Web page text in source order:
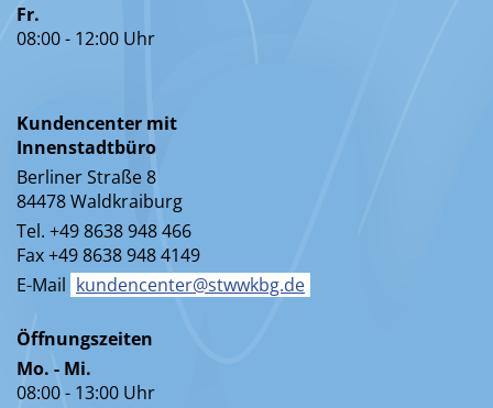
Fr.
08:00 - 12:00 Uhr
Kundencenter mit
Innenstadtbüro
Berliner Straße 8
84478 Waldkraiburg
Tel. +49 8638 948 466
Fax +49 8638 948 4149
E-Mail kundencenter@stwwkbg.de
Öffnungszeiten
Mo. - Mi.
08:00 - 13:00 Uhr